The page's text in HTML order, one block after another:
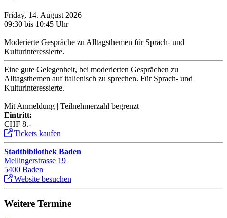
Friday, 14. August 2026
09:30 bis 10:45 Uhr
Moderierte Gespräche zu Alltagsthemen für Sprach- und
Kulturinteressierte.
Eine gute Gelegenheit, bei moderierten Gesprächen zu
Alltagsthemen auf italienisch zu sprechen. Für Sprach- und
Kulturinteressierte.
Mit Anmeldung | Teilnehmerzahl begrenzt
Eintritt:
CHF 8.-
Tickets kaufen
Stadtbibliothek Baden
Mellingerstrasse 19
5400 Baden
Website besuchen
Weitere Termine